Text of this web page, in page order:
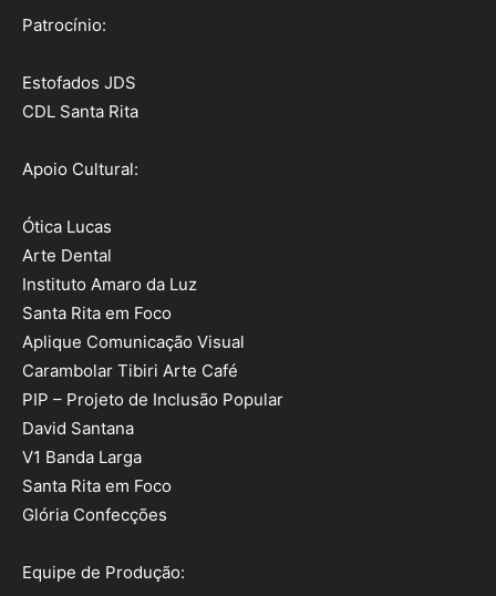
Patrocínio:
Estofados JDS
CDL Santa Rita
Apoio Cultural:
Ótica Lucas
Arte Dental
Instituto Amaro da Luz
Santa Rita em Foco
Aplique Comunicação Visual
Carambolar Tibiri Arte Café
PIP – Projeto de Inclusão Popular
David Santana
V1 Banda Larga
Santa Rita em Foco
Glória Confecções
Equipe de Produção: